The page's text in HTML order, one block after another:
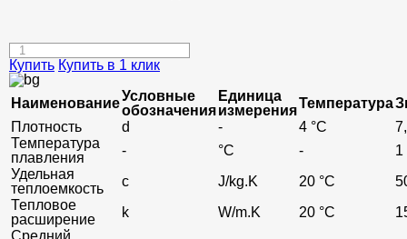
Купить Купить в 1 клик
НаименованиеУсловные
обозначения
Единица
измеренияТемпература
Плотность
d - 4 °C
Температура
плавления
- °C -
1
Удельная
теплоемкость
c J/kg.K 20 °C
Тепловое
расширение
k W/m.K 20 °C
Средний